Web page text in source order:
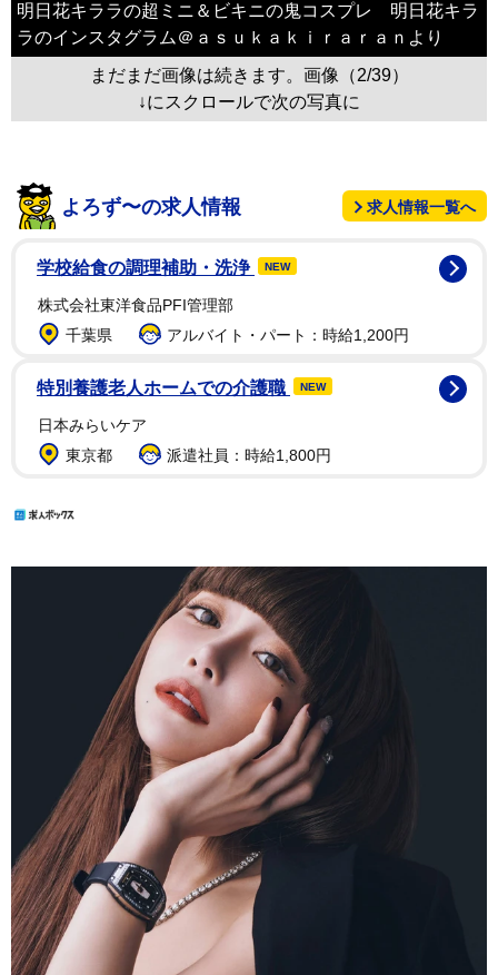
明日花キララの超ミニ＆ビキニの鬼コスプレ 明日花キラ
ラのインスタグラム＠ａｓｕｋａｋｉｒａｒａｎより
まだまだ画像は続きます。画像（2/39）
↓にスクロールで次の写真に
よろず〜の求人情報 求人情報一覧へ
学校給食の調理補助・洗浄 NEW
株式会社東洋食品PFI管理部
千葉県
アルバイト・パート：時給1,200円
特別養護老人ホームでの介護職 NEW
日本みらいケア
東京都
派遣社員：時給1,800円